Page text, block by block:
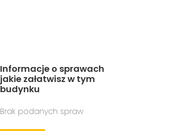
Informacje o sprawach
jakie załatwisz w tym
budynku
Brak podanych spraw